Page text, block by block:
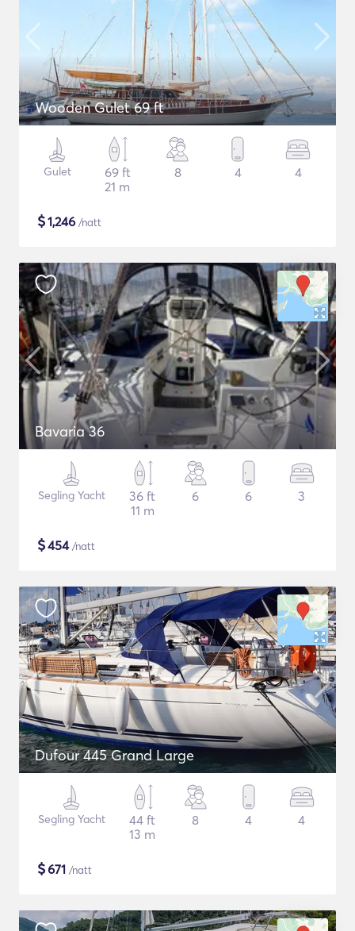
Wooden Gulet 69 ft
Gulet
69 ft
21 m
8 4 4
$1,246 /natt
Bavaria 36
Segling Yacht
36 ft
11 m
6 6 3
$454/natt
Dufour 445 Grand Large
Segling Yacht
44 ft
13 m
8 4 4
$671 /natt